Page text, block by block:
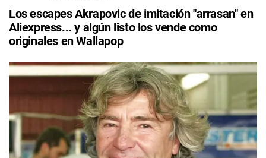
Los escapes Akrapovic de imitación "arrasan" en
Aliexpress... y algún listo los vende como
originales en Wallapop